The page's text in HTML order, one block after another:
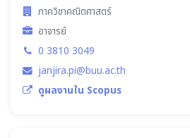
ภาควิชาคณิตศาสตร์
อาจารย์
0 3810 3049
janjira.pi@buu.ac.th
ดูผลงานใน Scopus